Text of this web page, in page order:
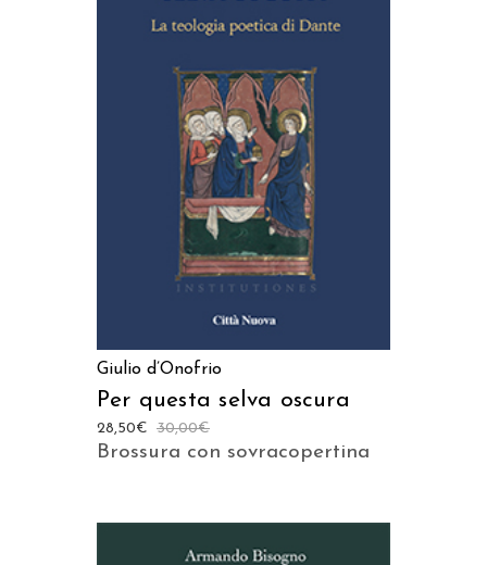
AGGIUNGI AL CARRELLO
Giulio d’Onofrio
Per questa selva oscura
30,00€
28,50€
Brossura con sovracopertina